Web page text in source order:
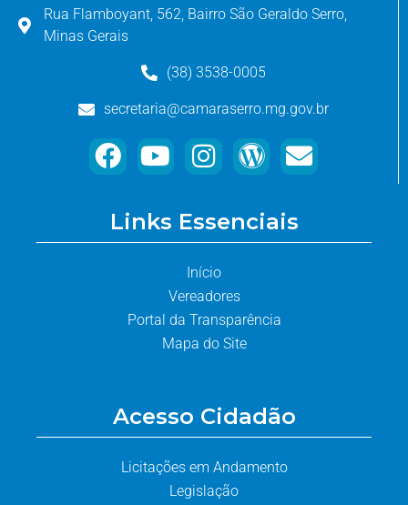
Rua Flamboyant, 562, Bairro São Geraldo Serro,
Minas Gerais
(38) 3538-0005
secretaria@camaraserro.mg.gov.br
Links Essenciais
Início
Vereadores
Portal da Transparência
Mapa do Site
Acesso Cidadão
Licitações em Andamento
Legislação